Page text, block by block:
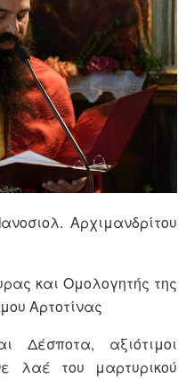
Αρχιμανδρίτου
και Ομολογητής της
Αρτοτίνας
Δέσποτα, αξιότιμοι
λαέ του μαρτυρικού